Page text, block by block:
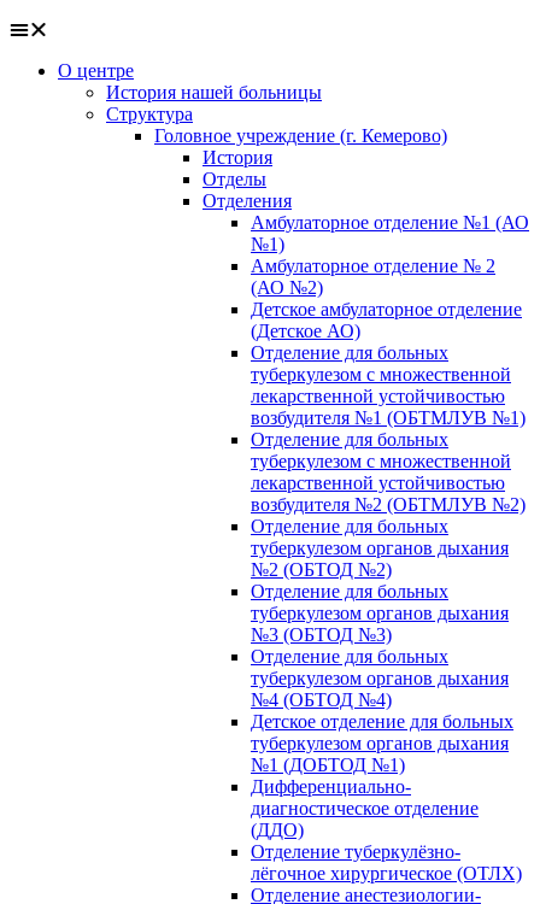
О центре
История нашей больницы
Структура
Головное учреждение (г. Кемерово)
История
Отделы
Отделения
Амбулаторное отделение №1 (АО
№1)
Амбулаторное отделение № 2
(АО №2)
Детское амбулаторное отделение
(Детское АО)
Отделение для больных
туберкулезом с множественной
лекарственной устойчивостью
возбудителя №1 (ОБТМЛУВ №1)
Отделение для больных
туберкулезом с множественной
лекарственной устойчивостью
возбудителя №2 (ОБТМЛУВ №2)
Отделение для больных
туберкулезом органов дыхания
№2 (ОБТОД №2)
Отделение для больных
туберкулезом органов дыхания
№3 (ОБТОД №3)
Отделение для больных
туберкулезом органов дыхания
№4 (ОБТОД №4)
Детское отделение для больных
туберкулезом органов дыхания
№1 (ДОБТОД №1)
Дифференциально-
диагностическое отделение
(ДДО)
Отделение туберкулёзно-
лёгочное хирургическое (ОТЛХ)
Отделение анестезиологии-